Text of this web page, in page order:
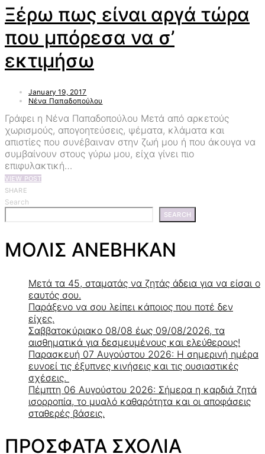
Ξέρω πως είναι αργά τώρα
που μπόρεσα να σ’
εκτιμήσω
January 19, 2017
Νένα Παπαδοπούλου
Γράφει η Νένα Παπαδοπούλου Μετά από αρκετούς
χωρισμούς, απογοητεύσεις, ψέματα, κλάματα και
απιστίες που συνέβαιναν στην ζωή μου ή που άκουγα να
συμβαίνουν στους γύρω μου, είχα γίνει πιο
επιφυλακτική…
VIEW POST
SHARE
Search
SEARCH
ΜΟΛΙΣ ΑΝΕΒΗΚΑΝ
Μετά τα 45, σταματάς να ζητάς άδεια για να είσαι ο
εαυτός σου.
Παράξενο να σου λείπει κάποιος που ποτέ δεν
είχες.
Σαββατοκύριακο 08/08 έως 09/08/2026, τα
αισθηματικά για δεσμευμένους και ελεύθερους!
Παρασκευή 07 Αυγούστου 2026: Η σημερινή ημέρα
ευνοεί τις έξυπνες κινήσεις και τις ουσιαστικές
σχέσεις.
Πέμπτη 06 Αυγούστου 2026: Σήμερα η καρδιά ζητά
ισορροπία, το μυαλό καθαρότητα και οι αποφάσεις
σταθερές βάσεις.
ΠΡΟΣΦΑΤΑ ΣΧΟΛΙΑ